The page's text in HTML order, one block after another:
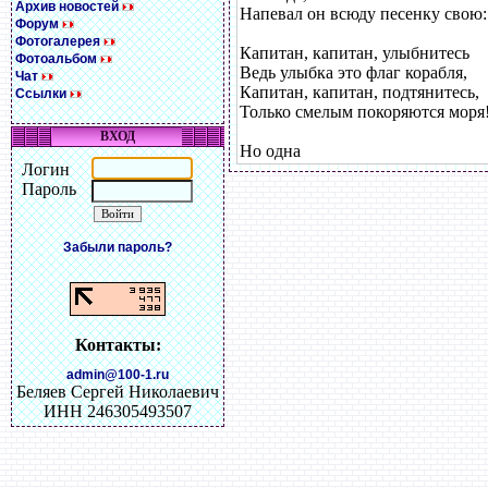
Архив новостей
Форум
Фотогалерея
Фотоальбом
Чат
Ссылки
ВХОД
Логин
Пароль
Забыли пароль?
Контакты:
admin@100-1.ru
Беляев Сергей Николаевич
ИНН 246305493507
Напевал он всюду песенку свою:
Капитан, капитан, улыбнитесь
Ведь улыбка это флаг корабля,
Капитан, капитан, подтянитесь,
Только смелым покоряются
Но одна